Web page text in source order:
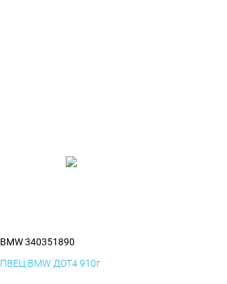
BMW 340351890
ПВЕЦ BMW ДОТ4 910г